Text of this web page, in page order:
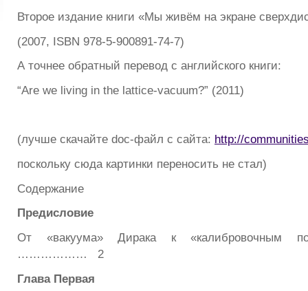
Второе издание книги «Мы живём на экране
(2007, ISBN 978-5-900891-74-7)
А точнее обратный перевод с английского книги:
“Are we living in the lattice-vacuum?” (2011)
(лучше скачайте doc-файл с сайта: http://
поскольку сюда картинки переносить не стал)
Содержание
Предисловие
От «вакуума» Дирака к «калибровочным
……………… 2
Глава Первая